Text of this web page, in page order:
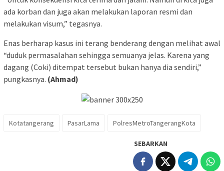
ada korban dan juga akan melakukan laporan resmi dan
melakukan visum,” tegasnya.
Enas berharap kasus ini terang benderang dengan melihat awal
“duduk permasalahan sehingga semuanya jelas. Karena yang
dagang (Coki) ditempat tersebut bukan hanya dia sendiri,”
pungkasnya. (Ahmad)
Kotatangerang PasarLama PolresMetroTangerangKota
SEBARKAN